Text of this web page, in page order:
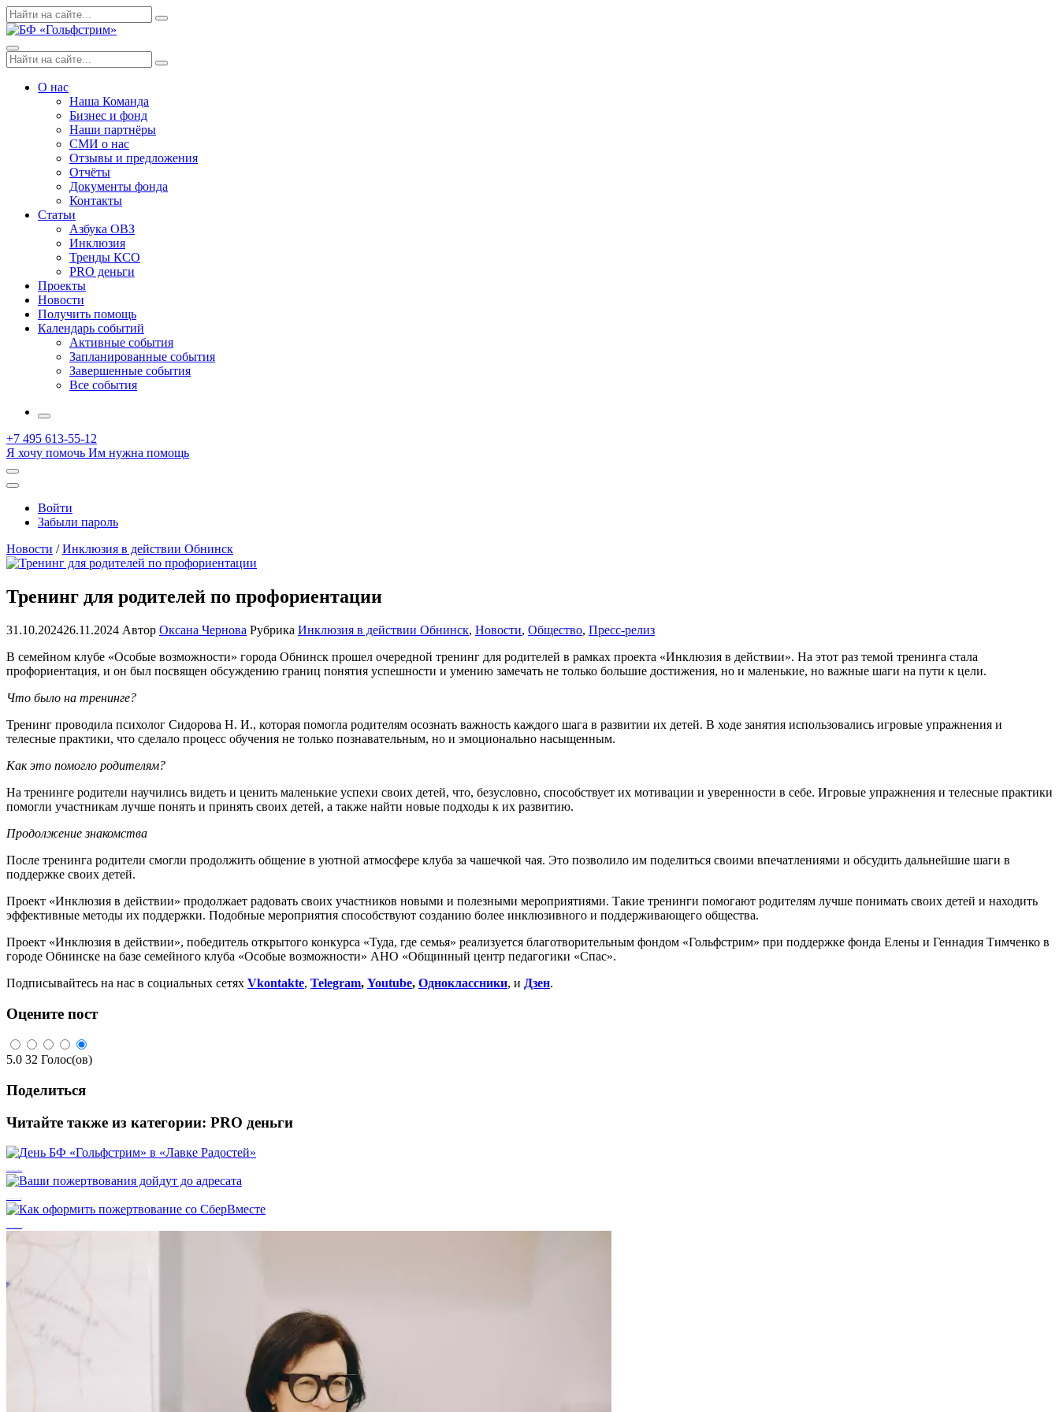
Skip
to
Поиск
по:
Search
Menu
Поиск
по:
Search
О нас
Наша Команда
Бизнес и фонд
Наши партнёры
СМИ о нас
Отзывы и предложения
Отчёты
Документы фонда
Контакты
Статьи
Азбука ОВЗ
Инклюзия
Тренды КСО
PRO деньги
Проекты
Новости
Получить помощь
Календарь событий
Активные события
Запланированные события
Завершенные события
Все события
More
+7 495 613-55-12
Я хочу помочь Им нужна помощь
Открыть
поиск
Профиль
Войти
Забыли пароль
Новости /Инклюзия в действии Обнинск
Тренинг для родителей по профориентации
31.10.202426.11.2024 Автор Оксана Чернова Рубрика Инклюзия в действии Обнинск, Новости, Общество, Пресс-релиз
В семейном клубе «Особые возможности» города Обнинск прошел очередной тренинг для родителей в рамках проекта «Инклюзия в действии». На этот раз темой тренинга стала
профориентация, и он был посвящен обсуждению границ понятия успешности и умению замечать не только большие достижения, но и маленькие, но важные шаги на пути к цели.
Что было на тренинге?
Тренинг проводила психолог Сидорова Н. И., которая помогла родителям осознать важность каждого шага в развитии их детей. В ходе занятия использовались игровые упражнения и
телесные практики, что сделало процесс обучения не только познавательным, но и эмоционально насыщенным.
Как это помогло родителям?
На тренинге родители научились видеть и ценить маленькие успехи своих детей, что, безусловно, способствует их мотивации и уверенности в себе. Игровые упражнения и телесные практики
помогли участникам лучше понять и принять своих детей, а также найти новые подходы к их развитию.
Продолжение знакомства
После тренинга родители смогли продолжить общение в уютной атмосфере клуба за чашечкой чая. Это позволило им поделиться своими впечатлениями и обсудить дальнейшие шаги в
поддержке своих детей.
Проект «Инклюзия в действии» продолжает радовать своих участников новыми и полезными мероприятиями. Такие тренинги помогают родителям лучше понимать своих детей и находить
эффективные методы их поддержки. Подобные мероприятия способствуют созданию более инклюзивного и поддерживающего общества.
Проект «Инклюзия в действии», победитель открытого конкурса «Туда, где семья» реализуется благотворительным фондом «Гольфстрим» при поддержке фонда Елены и Геннадия Тимченко в
городе Обнинске на базе семейного клуба «Особые возможности» АНО «Общинный центр педагогики «Спас».
Подписывайтесь на нас в социальных сетях Vkontakte, Telegram, Youtube, Одноклассники, и Дзен.
Оцените пост
5.0 32 Голос(ов)
Поделиться
Читайте также из категории: PRO деньги